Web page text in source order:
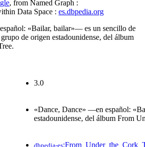
, from Named Graph :
Data Space : es.dbpedia.org
«Bailar, bailar»— es un sencillo de
de origen estadounidense, del álbum
3.0
«Dance, Dance» —en español:
estadounidense, del álbum From
dbpedia-es